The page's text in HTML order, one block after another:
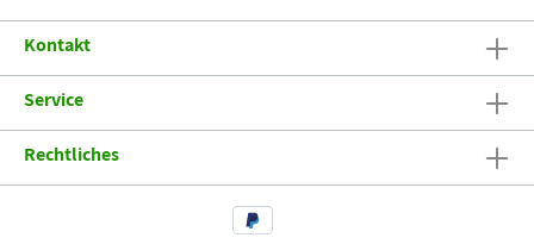
Kontakt
Service
Rechtliches